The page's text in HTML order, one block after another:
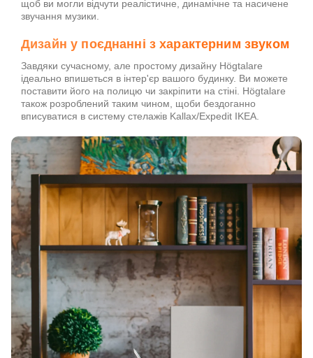
щоб ви могли відчути реалістичне, динамічне та насичене
звучання музики.
Дизайн у поєднанні з характерним звуком
Завдяки сучасному, але простому дизайну Högtalare
ідеально впишеться в інтер'єр вашого будинку. Ви можете
поставити його на полицю чи закріпити на стіні. Högtalare
також розроблений таким чином, щоби бездоганно
вписуватися в систему стелажів Kallax/Expedit IKEA.